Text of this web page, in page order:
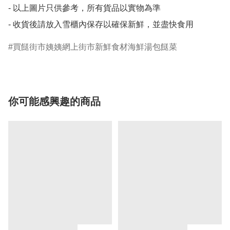
- 以上圖片只供參考，所有貨品以實物為準
買餸街市姨姨網上街市新鮮食材海鮮湯包餸菜
你可能感興趣的商品